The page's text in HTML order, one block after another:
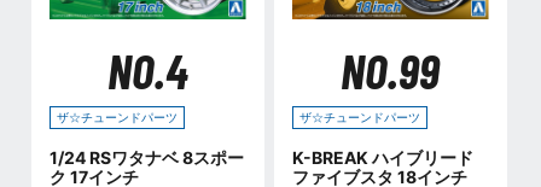
NO.4
ザ☆チューンドパーツ
1/24 RSワタナベ 8スポー
ク 17インチ
NO.99
ザ☆チューンドパーツ
K-BREAK ハイブリード
ファイブスタ 18インチ